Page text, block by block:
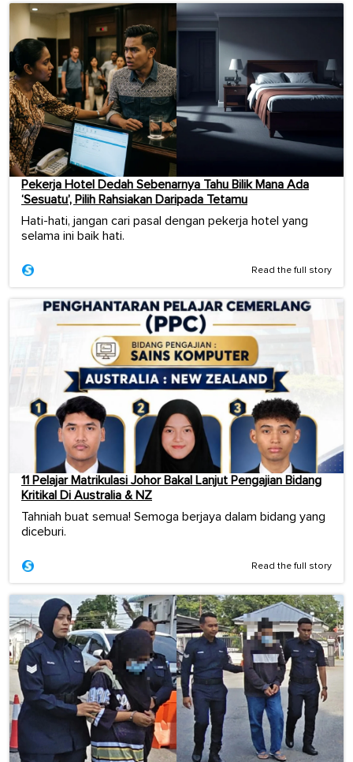
Pekerja Hotel Dedah Sebenarnya Tahu Bilik Mana Ada
‘Sesuatu’, Pilih Rahsiakan Daripada Tetamu
Hati-hati, jangan cari pasal dengan pekerja hotel yang
selama ini baik hati.
Read the full story
11 Pelajar Matrikulasi Johor Bakal Lanjut Pengajian Bidang
Kritikal Di Australia & NZ
Tahniah buat semua! Semoga berjaya dalam bidang yang
diceburi.
Read the full story